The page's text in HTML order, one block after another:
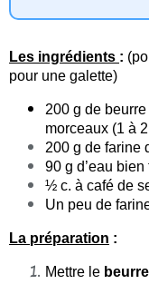
Les ingrédients :
pour une galette)
200 g de beurre
morceaux (1 à
200 g de farine
90 g d’eau bien
½ c. à café de
Un peu de
La préparation :
Mettre le